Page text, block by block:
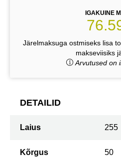
IGAKUINE
Järelmaksuga ostmiseks lisa
makseviisiks
Arvutused on
DETAILID
Laius 255
Kõrgus 50